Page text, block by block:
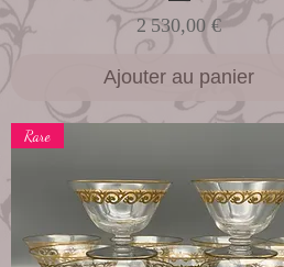
Prix
2 530,00 €
Ajouter au panier
Rare